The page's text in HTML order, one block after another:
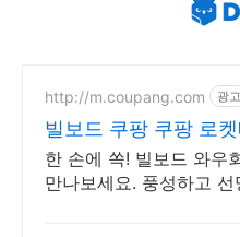
http://m.coupang.com 광고
빌보드 쿠팡 쿠팡 로
한 손에 쏙! 빌보드 와우
만나보세요. 풍성하고